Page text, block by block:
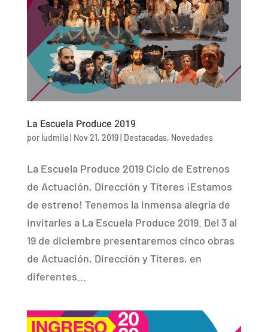
La Escuela Produce 2019
por ludmila| Nov 21, 2019| Destacadas, Novedades
La Escuela Produce 2019 Ciclo de Estrenos
de Actuación, Dirección y Títeres ¡Estamos
de estreno! Tenemos la inmensa alegría de
invitarles a La Escuela Produce 2019. Del 3 al
19 de diciembre presentaremos cinco obras
de Actuación, Dirección y Títeres, en
diferentes...